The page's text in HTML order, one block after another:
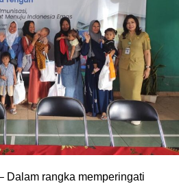
Dalam rangka memperingati